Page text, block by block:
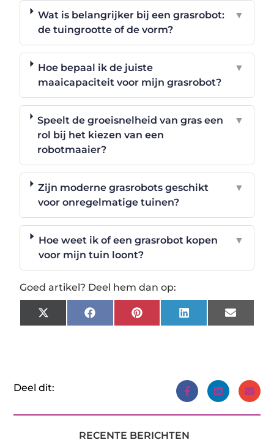
Wat is belangrijker bij een grasrobot:
de tuingrootte of de vorm?
▼
Hoe bepaal ik de juiste
maaicapaciteit voor mijn grasrobot?
▼
Speelt de groeisnelheid van gras een
rol bij het kiezen van een
robotmaaier?
▼
Zijn moderne grasrobots geschikt
voor onregelmatige tuinen?
▼
Hoe weet ik of een grasrobot kopen
voor mijn tuin loont?
▼
Goed artikel? Deel hem dan op:
X
(Twitter)
FacebookPinterestLinkedInEmail
Deel dit:
RECENTE BERICHTEN